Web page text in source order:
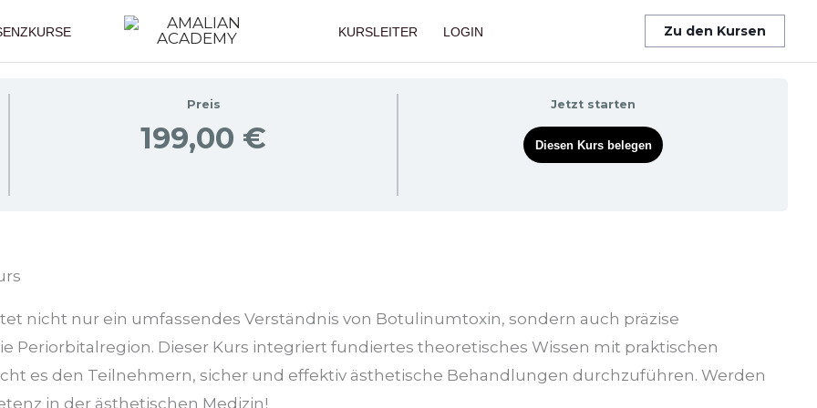
KURSLEITER LOGIN Zu den Kursen
Preis
199,00 €
Jetzt starten
Diesen Kurs belegen
nicht nur ein umfassendes Verständnis von Botulinumtoxin, sondern auch präzise
Periorbitalregion. Dieser Kurs integriert fundiertes theoretisches Wissen mit praktischen
es den Teilnehmern, sicher und effektiv ästhetische Behandlungen durchzuführen. Werden
in der ästhetischen Medizin!